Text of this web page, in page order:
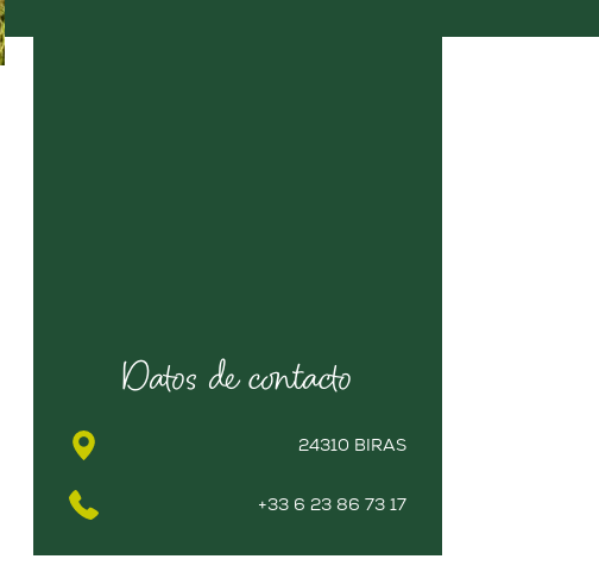
Datos de contacto
24310 BIRAS
+33 6 23 86 73 17